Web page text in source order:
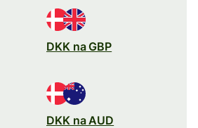
DKK na GBP
DKK na AUD